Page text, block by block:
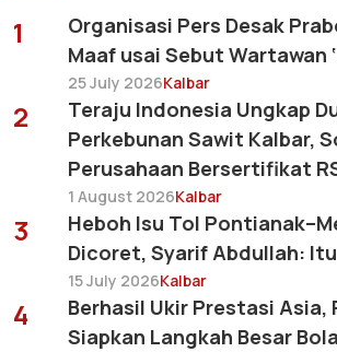
1
Organisasi Pers Desak
Maaf usai Sebut Wartawan
25 July 2026Kalbar
2
Teraju Indonesia Ungkap
Perkebunan Sawit Kalbar,
Perusahaan Bersertifikat
1 August 2026Kalbar
3
Heboh Isu Tol
Dicoret, Syarif Abdullah:
15 July 2026Kalbar
4
Berhasil Ukir Prestasi Asia,
Siapkan Langkah Besar